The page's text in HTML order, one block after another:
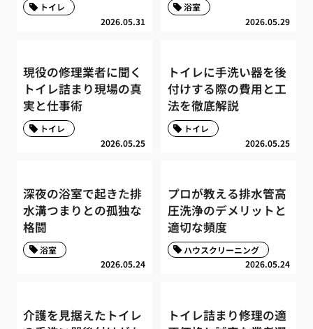
2026.05.31
トイレ
2026.05.29
浴室
現役の修理業者に聞く
トイレ詰まり現場の真
実と仕事術
2026.05.25
トイレ
トイレに手洗い器を後
付けする際の費用と工
法を徹底解説
2026.05.25
トイレ
深夜の浴室で起きた排
水溝つまりとの孤独な
格闘
2026.05.24
浴室
プロが教える排水管高
圧洗浄のデメリットと
適切な頻度
2026.05.24
ハウスクリーニング
介護を見据えたトイレ
トイレ詰まり修理の適